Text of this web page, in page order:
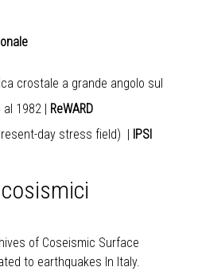
crostale a grande angolo sul
al 1982
ReWARD
day stress field)
IPSI
of Coseismic Surface
to earthquakes In Italy.